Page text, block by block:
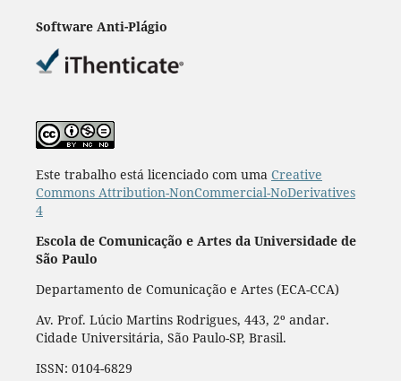
Software Anti-Plágio
Este trabalho está licenciado com uma Creative
Commons Attribution-NonCommercial-NoDerivatives
4
Escola de Comunicação e Artes da Universidade de
São Paulo
Departamento de Comunicação e Artes (ECA-CCA)
Av. Prof. Lúcio Martins Rodrigues, 443, 2º andar.
Cidade Universitária, São Paulo-SP, Brasil.
ISSN: 0104-6829